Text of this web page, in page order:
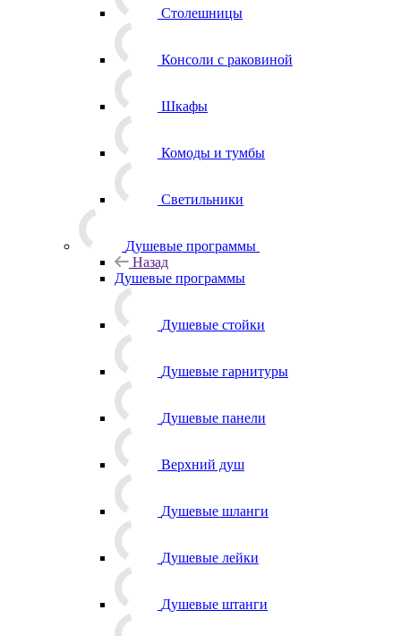
Столешницы
Консоли с раковиной
Шкафы
Комоды и тумбы
Светильники
Душевые программы
Назад
Душевые программы
Душевые стойки
Душевые гарнитуры
Душевые панели
Верхний душ
Душевые шланги
Душевые лейки
Душевые штанги